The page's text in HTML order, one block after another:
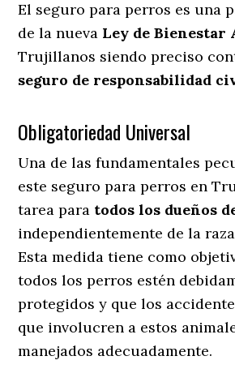
El seguro para perros es una
de la nueva Ley de Bienestar
Trujillanos siendo preciso
seguro de responsabilidad
Obligatoriedad Universal
Una de las fundamentales
este seguro para perros en
tarea para todos los dueños
independientemente de la
Esta medida tiene como
todos los perros estén
protegidos y que los
que involucren a estos
manejados adecuadamente.